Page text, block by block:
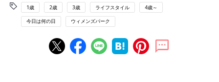
「赤ちゃんの時は、お芋とか健康的なおやつを食べさせてたのに
な～と、思いながらもグミを嬉しそうに食べる息子の笑顔に
『ま、いいか…時々なら』と思う日々です」
グミに心奪われている子どもがとっても多いですね。砂糖やカロ
1歳 2歳 3歳 ライフスタイル 4歳～
今日は何の日 ウィメンズパーク